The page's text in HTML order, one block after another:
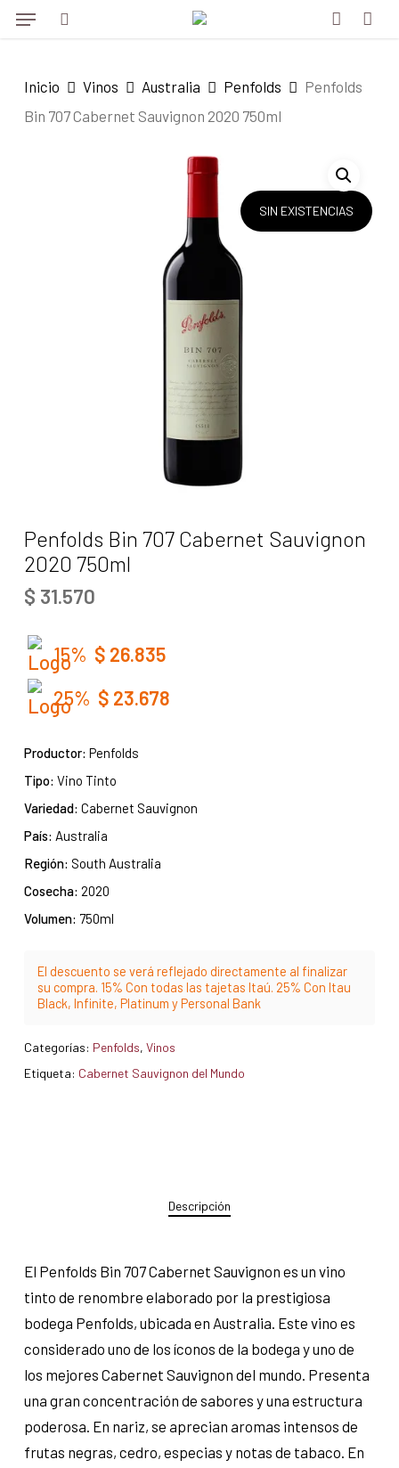
Skip
content
Menu
Inicio Vinos Australia Penfolds
Penfolds
Bin 707 Cabernet Sauvignon 2020 750ml
Penfolds Bin 707 Cabernet Sauvignon
2020 750ml
$ 31.570
15% $ 26.835
25% $ 23.678
Productor: Penfolds
Tipo: Vino Tinto
Variedad: Cabernet Sauvignon
País: Australia
Región: South Australia
Cosecha: 2020
Volumen: 750ml
El descuento se verá reflejado directamente al finalizar
su compra. 15% Con todas las tajetas Itaú. 25% Con Itau
Black, Infinite, Platinum y Personal Bank
SIN EXISTENCIAS
Categorías: Penfolds, Vinos
Etiqueta: Cabernet Sauvignon del Mundo
Descripción
El Penfolds Bin 707 Cabernet Sauvignon es un vino
tinto de renombre elaborado por la prestigiosa
bodega Penfolds, ubicada en Australia. Este vino es
considerado uno de los íconos de la bodega y uno de
los mejores Cabernet Sauvignon del mundo. Presenta
una gran concentración de sabores y una estructura
poderosa. En nariz, se aprecian aromas intensos de
frutas negras, cedro, especias y notas de tabaco. En